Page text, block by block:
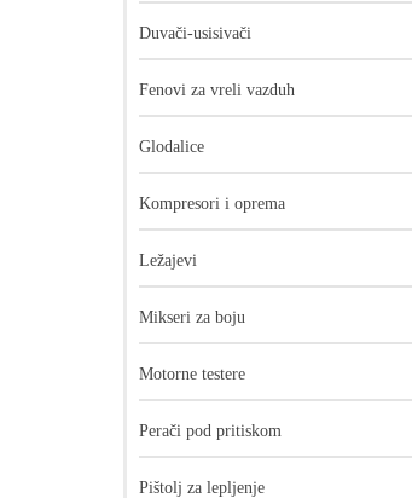
Duvači-usisivači
Fenovi za vreli vazduh
Glodalice
Kompresori i oprema
Ležajevi
Mikseri za boju
Motorne testere
Perači pod pritiskom
Pištolj za lepljenje